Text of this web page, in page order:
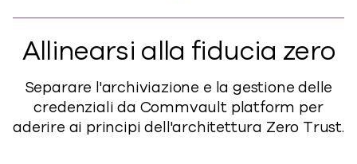
Allinearsi alla fiducia zero
Separare l'archiviazione e la gestione delle
credenziali da Commvault platform per
aderire ai principi dell'architettura Zero Trust.